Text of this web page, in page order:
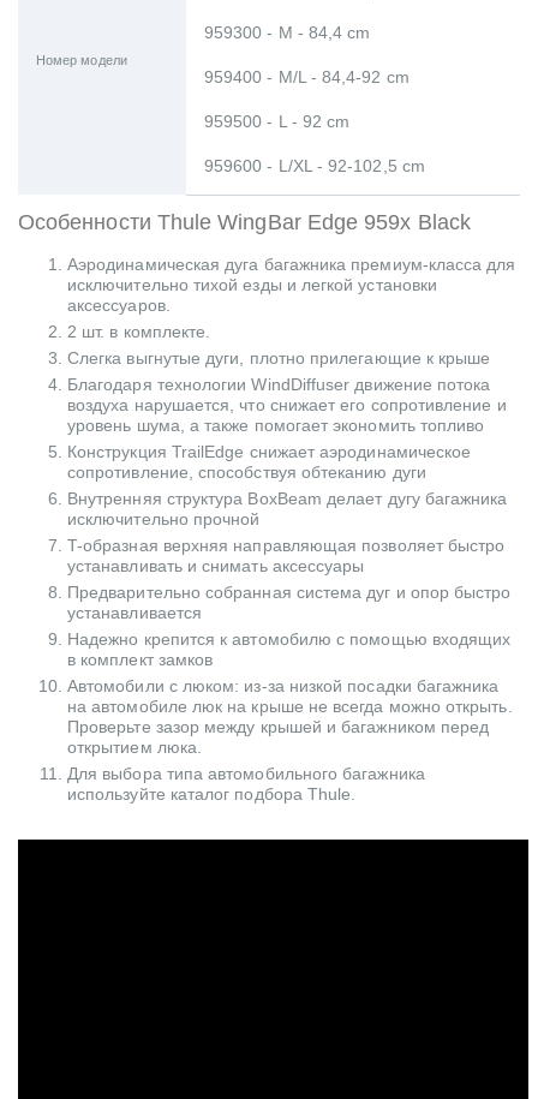
Номер модели
959300 - M - 84,4 cm
959400 - M/L - 84,4-92 cm
959500 - L - 92 cm
959600 - L/XL - 92-102,5 cm
Особенности Thule WingBar Edge 959x Black
Аэродинамическая дуга багажника премиум-класса для
исключительно тихой езды и легкой установки
аксессуаров.
2 шт. в комплекте.
Слегка выгнутые дуги, плотно прилегающие к крыше
Благодаря технологии WindDiffuser движение потока
воздуха нарушается, что снижает его сопротивление и
уровень шума, а также помогает экономить топливо
Конструкция TrailEdge снижает аэродинамическое
сопротивление, способствуя обтеканию дуги
Внутренняя структура BoxBeam делает дугу багажника
исключительно прочной
T-образная верхняя направляющая позволяет быстро
устанавливать и снимать аксессуары
Предварительно собранная система дуг и опор быстро
устанавливается
Надежно крепится к автомобилю с помощью входящих
в комплект замков
Автомобили с люком: из-за низкой посадки багажника
на автомобиле люк на крыше не всегда можно открыть.
Проверьте зазор между крышей и багажником перед
открытием люка.
Для выбора типа автомобильного багажника
используйте каталог подбора Thule.